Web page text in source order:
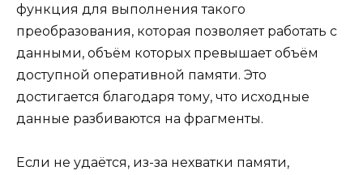
функция для выполнения такого
преобразования, которая позволяет работать с
данными, объём которых превышает объём
доступной оперативной памяти. Это
достигается благодаря тому, что исходные
данные разбиваются на фрагменты.
Если не удаётся, из-за нехватки памяти,